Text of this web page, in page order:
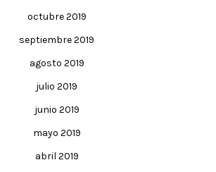
octubre 2019
septiembre 2019
agosto 2019
julio 2019
junio 2019
mayo 2019
abril 2019